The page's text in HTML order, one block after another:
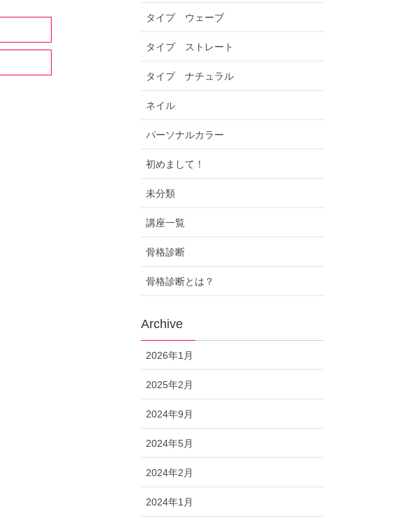
タイプ ウェーブ
タイプ ストレート
タイプ ナチュラル
ネイル
パーソナルカラー
初めまして！
未分類
講座一覧
骨格診断
骨格診断とは？
Archive
2026年1月
2025年2月
2024年9月
2024年5月
2024年2月
2024年1月